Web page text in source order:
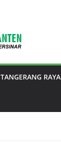
TANGERANG RAYA